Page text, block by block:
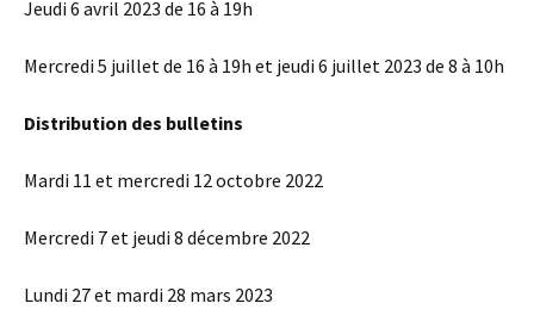
Jeudi 6 avril 2023 de 16 à 19h
Mercredi 5 juillet de 16 à 19h et jeudi 6 juillet 2023 de 8 à 10h
Distribution des bulletins
Mardi 11 et mercredi 12 octobre 2022
Mercredi 7 et jeudi 8 décembre 2022
Lundi 27 et mardi 28 mars 2023